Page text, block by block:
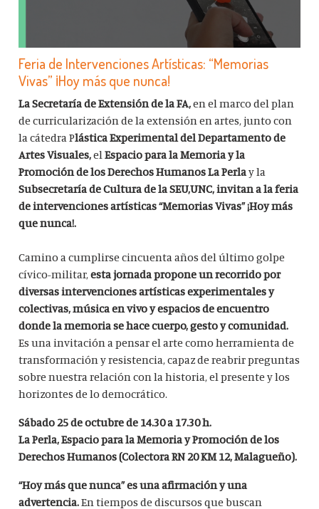
Feria de Intervenciones Artísticas: “Memorias
Vivas” ¡Hoy más que nunca!
La Secretaría de Extensión de la FA,en el marco del plan
de curricularización de la extensión en artes, junto con
la cátedra Plástica Experimental del Departamento de
Artes Visuales,elEspacio para la Memoria y la
Promoción de los Derechos Humanos La Perlay la
Subsecretaría de Cultura de la SEU,UNC, invitan a la feria
de intervenciones artísticas “Memorias Vivas” ¡Hoy más
que nunca!.
Camino a cumplirse cincuenta años del último golpe
cívico-militar,esta jornada propone un recorrido por
diversas intervenciones artísticas experimentales y
colectivas, música en vivo y espacios de encuentro
donde la memoria se hace cuerpo, gesto y comunidad.
Es una invitación a pensar el arte como herramienta de
transformación y resistencia, capaz de reabrir preguntas
sobre nuestra relación con la historia, el presente y los
horizontes de lo democrático.
Sábado 25 de octubre de 14.30 a 17.30 h.
La Perla, Espacio para la Memoria y Promoción de los
Derechos Humanos (Colectora RN 20 KM 12, Malagueño).
“Hoy más que nunca” es una afirmación y una
advertencia.En tiempos de discursos que buscan